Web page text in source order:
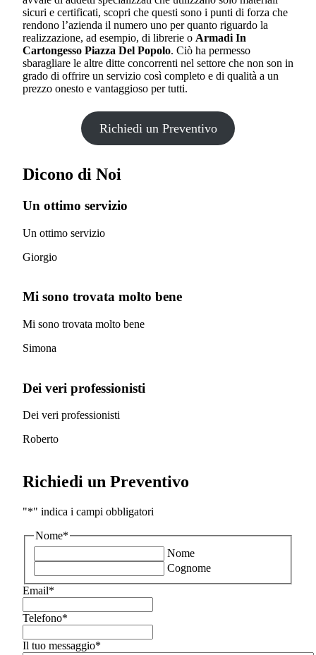
sicuri e certificati, scopri che questi sono i punti di forza che
rendono l’azienda il numero uno per quanto riguardo la
realizzazione, ad esempio, di librerie o Armadi In
Cartongesso Piazza Del Popolo. Ciò ha permesso
sbaragliare le altre ditte concorrenti nel settore che non son in
grado di offrire un servizio così completo e di qualità a un
prezzo onesto e vantaggioso per tutti.
Richiedi un Preventivo
Dicono di Noi
Un ottimo servizio
Un ottimo servizio
Giorgio
Mi sono trovata molto bene
Mi sono trovata molto bene
Simona
Dei veri professionisti
Dei veri professionisti
Roberto
Richiedi un Preventivo
"*" indica i campi obbligatori
Nome*
Nome
Cognome
Email*
Telefono*
Il tuo messaggio*